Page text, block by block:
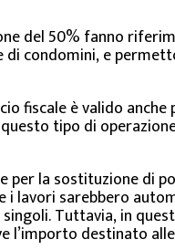
del 50% fanno
condomini, e
fiscale è valido
tipo di
per la sostituzione di
i lavori sarebbero
Tuttavia, in
l’importo destinato